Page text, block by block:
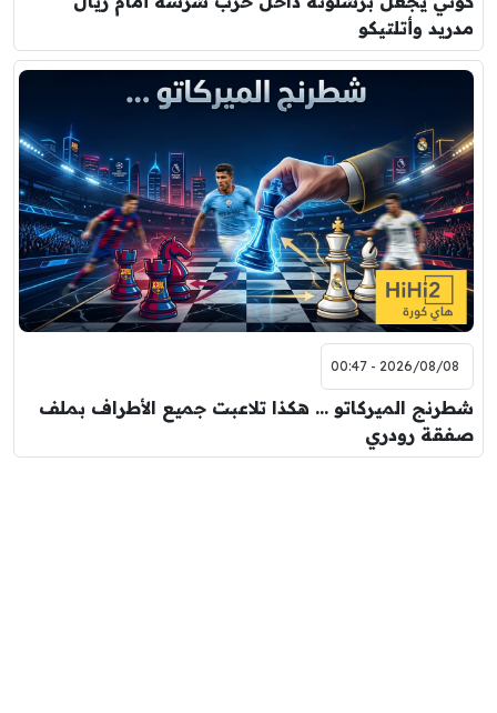
مدريد وأتلتيكو
2026/08/08 - 00:47
شطرنج الميركاتو … هكذا تلاعبت جميع الأطراف بملف
صفقة رودري